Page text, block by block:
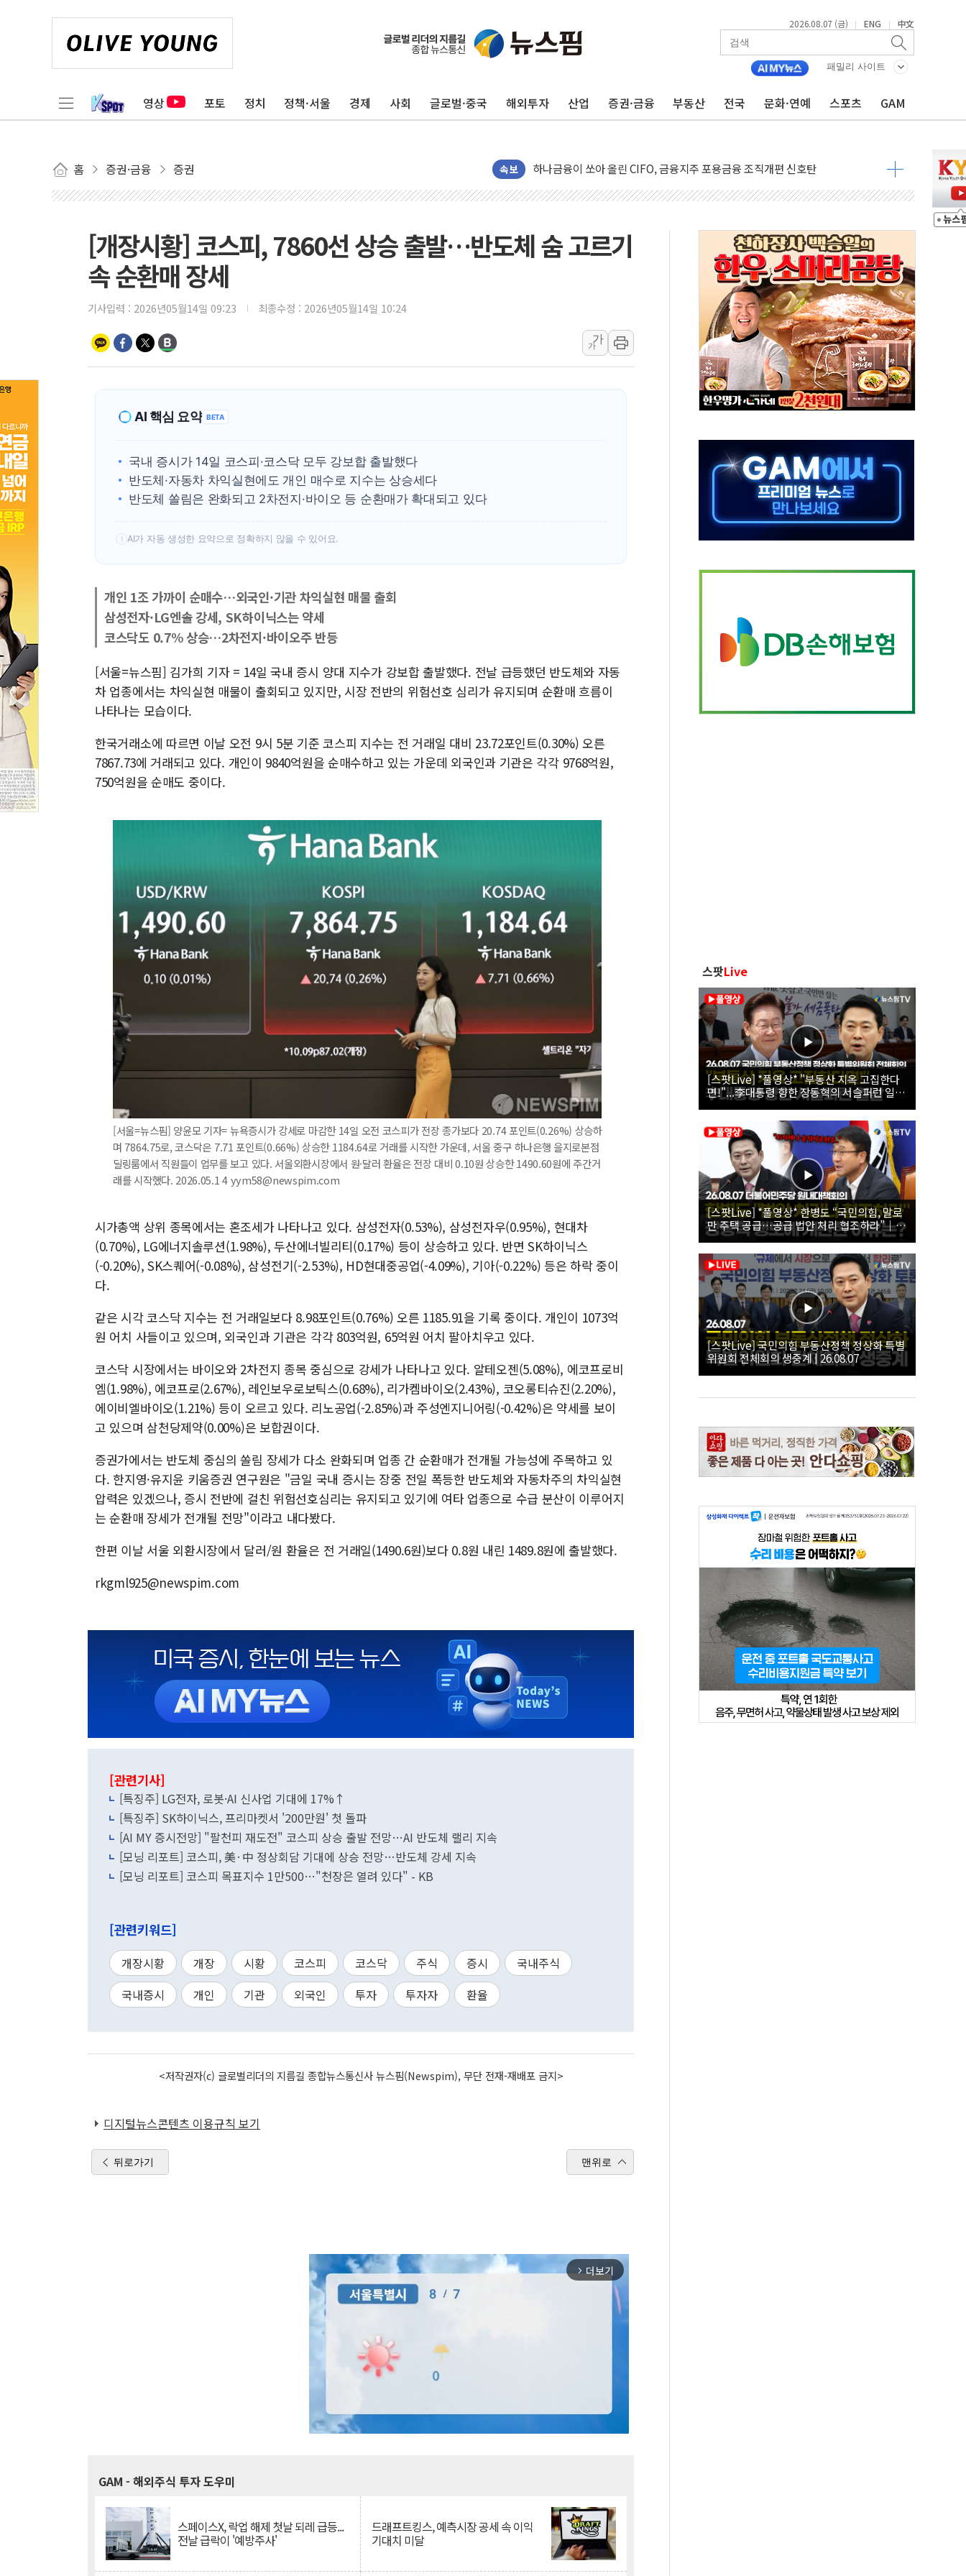
2026.08.07 (금) | ENG | 中文
패밀리 사이트
영상 포토 정치 정책·서울 경제 사회 글로벌·중국 해외투자 산업 증권·금융 부동산 전국 문화·연예 스포츠 GAM
홈 증권·금융 증권 속보
'해병 순직 책임' 임성근 전 사단장 항소심도 징역 3년
헥토이노베이션, 상반기 매출 첫 2000억원 돌파
NH농협은행, 모두투어 제휴 여행적금 완판
민병덕 "오늘 67개 점포 영업 재개...장바구니에 홈플러스 담아달라" 호소
종합특검, '尹 관저 이전 감사 무마' 유병호 구속 기소
코스피·코스닥 오전 동반 하락…내린 종목이 두 배 넘어
"최대 2시간 앞서 침수 예측"…건설연, AI 위험기상 기술 개발
유니슨 "국내생산세액공제·인증제도 개선 수혜 기대"
창호 교체하다 난간 무너져…대전서 50대 일용직 추락 사망
장동혁 "규제와 대출 풀고 재개발·재건축 촉진하는 것이 부동산 정상화"
[속보] 종합특검, '尹 관저 이전 감사 무마' 유병호 감사위원 구속 기소
AI에 승부 건 네이버…내년 AI 팩토리 매출 본격화
日, 4~6월 105조원 환시 개입...4월 말 '56조원' 사상 최대
오렌지플래닛 창업재단, 스타트업 지원 프로그램 성료
경찰, '300억대 사기 혐의' 차가원 대표 구속 송치
[속보] '해병 순직 책임' 임성근 전 사단장 항소심도 징역 3년 선고
[개장시황] 코스피, 7860선 상승 출발…반도체 숨 고르기
속 순환매 장세
기사입력 : 2026년05월14일 09:23 최종수정 : 2026년05월14일 10:24
가
가
AI 핵심 요약 BETA
국내 증시가 14일 코스피·코스닥 모두 강보합 출발했다
반도체·자동차 차익실현에도 개인 매수로 지수는 상승세다
반도체 쏠림은 완화되고 2차전지·바이오 등 순환매가 확대되고 있다
! AI가 자동 생성한 요약으로 정확하지 않을 수 있어요.
개인 1조 가까이 순매수…외국인·기관 차익실현 매물 출회
삼성전자·LG엔솔 강세, SK하이닉스는 약세
코스닥도 0.7% 상승…2차전지·바이오주 반등
[서울=뉴스핌] 김가희 기자 = 14일 국내 증시 양대 지수가 강보합 출발했다. 전날 급등했던 반도체와 자동
차 업종에서는 차익실현 매물이 출회되고 있지만, 시장 전반의 위험선호 심리가 유지되며 순환매 흐름이
나타나는 모습이다.
한국거래소에 따르면 이날 오전 9시 5분 기준 코스피 지수는 전 거래일 대비 23.72포인트(0.30%) 오른
7867.73에 거래되고 있다. 개인이 9840억원을 순매수하고 있는 가운데 외국인과 기관은 각각 9768억원,
750억원을 순매도 중이다.
[서울=뉴스핌] 양윤모 기자= 뉴욕증시가 강세로 마감한 14일 오전 코스피가 전장 종가보다 20.74 포인트(0.26%) 상승하
며 7864.75로, 코스닥은 7.71 포인트(0.66%) 상승한 1184.64로 거래를 시작한 가운데, 서울 중구 하나은행 을지로본점
딜링룸에서 직원들이 업무를 보고 있다. 서울외환시장에서 원·달러 환율은 전장 대비 0.10원 상승한 1490.60원에 주간거
래를 시작했다. 2026.05.1 4 yym58@newspim.com
시가총액 상위 종목에서는 혼조세가 나타나고 있다. 삼성전자(0.53%), 삼성전자우(0.95%), 현대차
(0.70%), LG에너지솔루션(1.98%), 두산에너빌리티(0.17%) 등이 상승하고 있다. 반면 SK하이닉스
(-0.20%), SK스퀘어(-0.08%), 삼성전기(-2.53%), HD현대중공업(-4.09%), 기아(-0.22%) 등은 하락 중이
다.
같은 시각 코스닥 지수는 전 거래일보다 8.98포인트(0.76%) 오른 1185.91을 기록 중이다. 개인이 1073억
원 어치 사들이고 있으며, 외국인과 기관은 각각 803억원, 65억원 어치 팔아치우고 있다.
코스닥 시장에서는 바이오와 2차전지 종목 중심으로 강세가 나타나고 있다. 알테오젠(5.08%), 에코프로비
엠(1.98%), 에코프로(2.67%), 레인보우로보틱스(0.68%), 리가켐바이오(2.43%), 코오롱티슈진(2.20%),
에이비엘바이오(1.21%) 등이 오르고 있다. 리노공업(-2.85%)과 주성엔지니어링(-0.42%)은 약세를 보이
고 있으며 삼천당제약(0.00%)은 보합권이다.
증권가에서는 반도체 중심의 쏠림 장세가 다소 완화되며 업종 간 순환매가 전개될 가능성에 주목하고 있
다. 한지영·유지윤 키움증권 연구원은 "금일 국내 증시는 장중 전일 폭등한 반도체와 자동차주의 차익실현
압력은 있겠으나, 증시 전반에 걸친 위험선호심리는 유지되고 있기에 여타 업종으로 수급 분산이 이루어지
는 순환매 장세가 전개될 전망"이라고 내다봤다.
한편 이날 서울 외환시장에서 달러/원 환율은 전 거래일(1490.6원)보다 0.8원 내린 1489.8원에 출발했다.
rkgml925@newspim.com
[관련기사]
[특징주] LG전자, 로봇·AI 신사업 기대에 17%↑
[특징주] SK하이닉스, 프리마켓서 '200만원' 첫 돌파
[AI MY 증시전망] "팔천피 재도전" 코스피 상승 출발 전망…AI 반도체 랠리 지속
[모닝 리포트] 코스피, 美·中 정상회담 기대에 상승 전망…반도체 강세 지속
[모닝 리포트] 코스피 목표지수 1만500…"천장은 열려 있다" - KB
[관련키워드]
개장시황 개장 시황 코스피 코스닥 주식 증시
국내주식
국내증시
개인 기관 외국인 투자 투자자 환율
<저작권자(c) 글로벌리더의 지름길 종합뉴스통신사 뉴스핌(Newspim), 무단 전재-재배포 금지>
디지털뉴스콘텐츠 이용규칙 보기
뒤로가기 맨위로
arrow_forward_ios 더보기
GAM - 해외주식 투자 도우미
스페이스X, 락업 해제 첫날 되레 급등...
전날 급락이 '예방주사'
드래프트킹스, 예측시장 공세 속 이익
기대치 미달
스팟Live
[스팟Live] *풀영상* "부동산 지옥 고집한다
면!"...李대통령 향한 장동혁의 서슬퍼런 일갈
| 26.08.07 국민의힘 부동산정책 정상화 특별
위원회 전체회의
[스팟Live] *풀영상* 한병도 “국민의힘, 말로
만 주택 공급…공급 법안 처리 협조하라”｜
26.08.07 더불어민주당 원내대책회의
[스팟Live] 국민의힘 부동산정책 정상화 특별
위원회 전체회의 생중계 | 26.08.07